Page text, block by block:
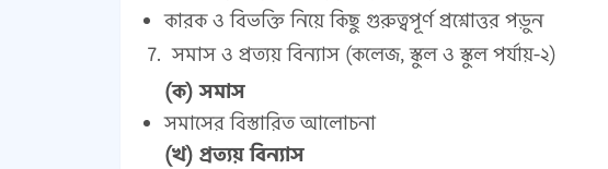
কারক ও বিভক্তি নিয়ে কিছু গুরুত্বপূর্ণ প্রশ্নোত্তর পড়ুন
সমাস ও প্রত্যয় বিন্যাস (কলেজ, স্কুল ও স্কুল পর্যায়-২)
(ক) সমাস
সমাসের বিস্তারিত আলোচনা
(খ) প্রত্যয় বিন্যাস